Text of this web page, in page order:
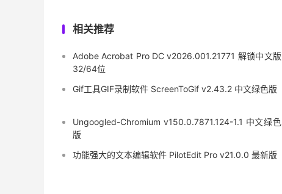
相关推荐
Adobe Acrobat Pro DC v2026.001.21771 解锁中文版
32/64位
Gif工具GIF录制软件 ScreenToGif v2.43.2 中文绿色版
Ungoogled-Chromium v150.0.7871.124-1.1 中文绿色
版
功能强大的文本编辑软件 PilotEdit Pro v21.0.0 最新版